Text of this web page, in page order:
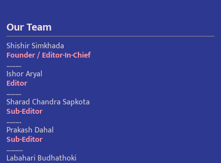
Our Team
Shishir Simkhada
Founder / Editor-In-Chief
……….
Ishor Aryal
Editor
……….
Sharad Chandra Sapkota
Sub-Editor
……….
Prakash Dahal
Sub-Editor
………..
Labahari Budhathoki